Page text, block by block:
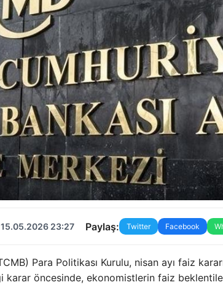
23:27 Paylaş: Twitter Facebook
Para Politikası Kurulu, nisan ayı faiz
karar öncesinde, ekonomistlerin faiz